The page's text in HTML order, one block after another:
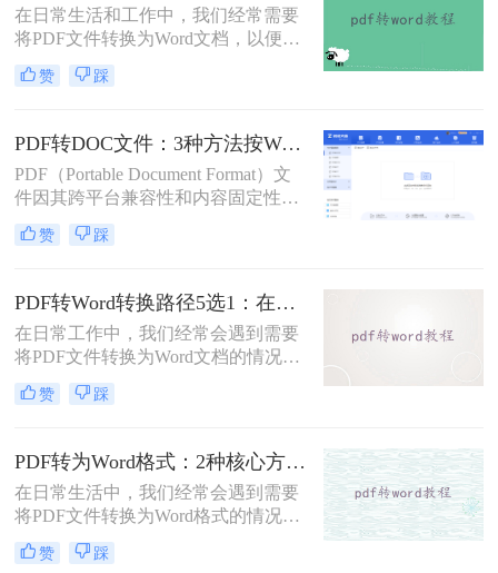
细介绍几种经过实践验证的有效方
法，帮助您快速解决格式转换问题。
在日常生活和工作中，我们经常需要
将PDF文件转换为Word文档，以便于
编辑和修改。那么怎么把pdf文件转换
成word呢？本文将详细介绍几种将
助大家轻松应对这一需求。
赞 踩
PDF转DOC文件：3种方法按Word版本兼容性选择！
PDF（Portable Document Format）文
件因其跨平台兼容性和内容固定性而
广受欢迎，但在某些情况下，我们可
能需要将其转换为DOC（Microsoft
那么pdf文件怎么转换成doc文件呢？
本文将介绍三种将PDF文件转换成
DOC文件的方法。
赞 踩
PDF转Word转换路径5选1：在线、软件、手机端各场景最优解！
在日常工作中，我们经常会遇到需要
将PDF文件转换为Word文档的情况，
以便对内容进行编辑或修改。那么pdf
转word怎么转呢？本文将介绍五种将
最适合自己的转换方式。
赞 踩
PDF转为Word格式：2种核心方法的适用场景和操作差异！
在日常生活中，我们经常会遇到需要
将PDF文件转换为Word格式的情况，
以便于编辑和修改文件内容。那么如
何将pdf转为word格式呢？本文将介绍
赞 踩